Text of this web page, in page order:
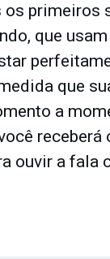
os primeiros
que
que
a
ouvir a fala